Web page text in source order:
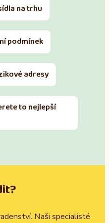
na trhu
podmínek
adresy
to nejlepší
Naši specialisté